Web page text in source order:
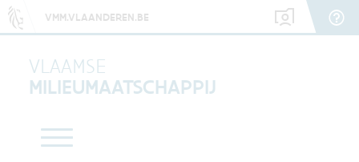
VMM.VLAANDEREN.BE
VLAAMSE
MILIEUMAATSCHAPPIJ